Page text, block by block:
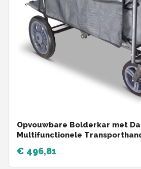
Opvouwbare Bolderkar met
Multifunctionele
Voorwielen - Draagvermogen
€ 496,81